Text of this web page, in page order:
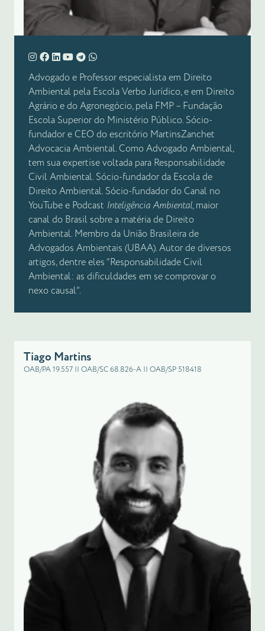
Advogado e Professor especialista em Direito
Ambiental pela Escola Verbo Jurídico, e em Direito
Agrário e do Agronegócio, pela FMP – Fundação
Escola Superior do Ministério Público. Sócio-
fundador e CEO do escritório MartinsZanchet
Advocacia Ambiental. Como Advogado Ambiental,
tem sua expertise voltada para Responsabilidade
Civil Ambiental. Sócio-fundador da Escola de
Direito Ambiental. Sócio-fundador do Canal no
YouTube e Podcast Inteligência Ambiental, maior
canal do Brasil sobre a matéria de Direito
Ambiental. Membro da União Brasileira de
Advogados Ambientais (UBAA). Autor de diversos
artigos, dentre eles “Responsabilidade Civil
Ambiental: as dificuldades em se comprovar o
nexo causal”.
Tiago Martins
OAB/PA 19.557 || OAB/SC 68.826-A || OAB/SP 518418